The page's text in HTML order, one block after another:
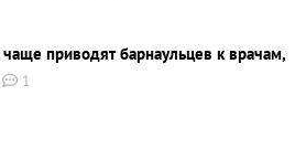
приводят барнаульцев к врачам,
1